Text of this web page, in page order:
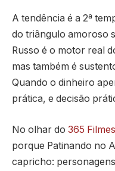
A tendência é a 2ª
do triângulo amoroso
Russo é o motor real
mas também é
Quando o dinheiro
prática, e decisão
No olhar do 365 Filmes
porque Patinando no
capricho: